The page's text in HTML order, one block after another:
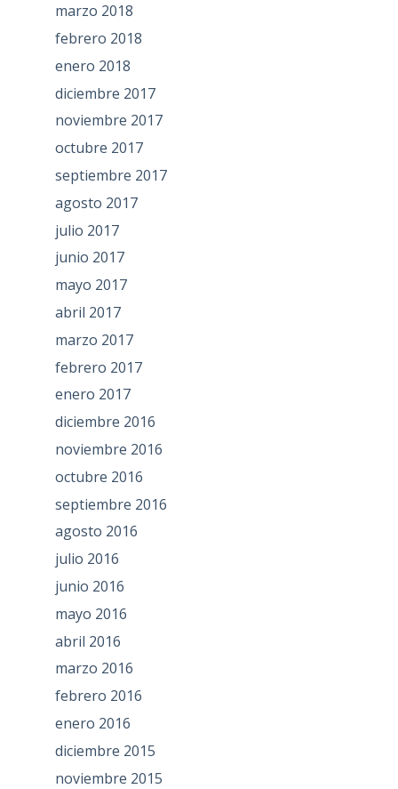
marzo 2018
febrero 2018
enero 2018
diciembre 2017
noviembre 2017
octubre 2017
septiembre 2017
agosto 2017
julio 2017
junio 2017
mayo 2017
abril 2017
marzo 2017
febrero 2017
enero 2017
diciembre 2016
noviembre 2016
octubre 2016
septiembre 2016
agosto 2016
julio 2016
junio 2016
mayo 2016
abril 2016
marzo 2016
febrero 2016
enero 2016
diciembre 2015
noviembre 2015